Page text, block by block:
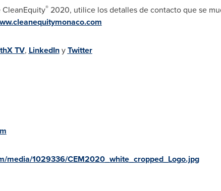
CleanEquity®2020, utilice los detalles de contacto que se
TV, LinkedInyTwitter
media/1029336/CEM2020_white_cropped_Logo.jpg